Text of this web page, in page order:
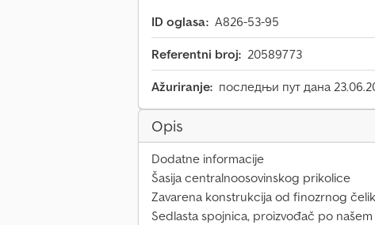
ID oglasa: A826-53-95
Referentni broj: 20589773
Ažuriranje: последњи пут дана
Opis
Dodatne informacije
Šasija centralnoosovinskog prikolice
Zavarena konstrukcija od finozrnog
Sedlasta spojnica, proizvođač po